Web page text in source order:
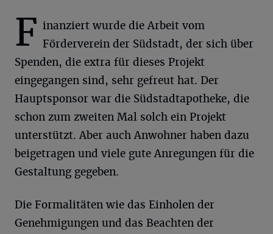
F inanziert wurde die Arbeit vom
Förderverein der Südstadt, der sich über
Spenden, die extra für dieses Projekt
eingegangen sind, sehr gefreut hat. Der
Hauptsponsor war die Südstadtapotheke, die
schon zum zweiten Mal solch ein Projekt
unterstützt. Aber auch Anwohner haben dazu
beigetragen und viele gute Anregungen für die
Gestaltung gegeben.
Die Formalitäten wie das Einholen der
Genehmigungen und das Beachten der